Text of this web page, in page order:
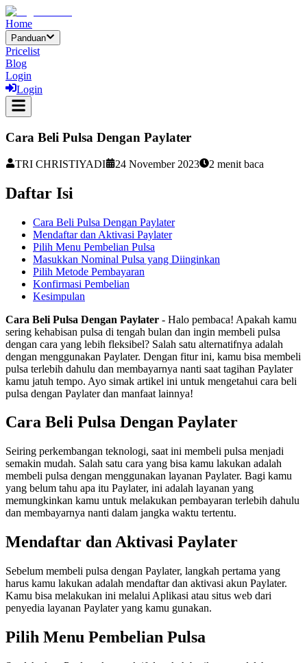
Home
Panduan
Pricelist
Blog
Login
Login
Cara Beli Pulsa Dengan Paylater
TRI CHRISTIYADI 24 November 2023 2 menit baca
Daftar Isi
Cara Beli Pulsa Dengan Paylater
Mendaftar dan Aktivasi Paylater
Pilih Menu Pembelian Pulsa
Masukkan Nominal Pulsa yang Diinginkan
Pilih Metode Pembayaran
Konfirmasi Pembelian
Kesimpulan
Cara Beli Pulsa Dengan Paylater - Halo pembaca! Apakah kamu
sering kehabisan pulsa di tengah bulan dan ingin membeli pulsa
dengan cara yang lebih fleksibel? Salah satu alternatifnya adalah
dengan menggunakan Paylater. Dengan fitur ini, kamu bisa membeli
pulsa terlebih dahulu dan membayarnya nanti saat tagihan Paylater
kamu jatuh tempo. Ayo simak artikel ini untuk mengetahui cara beli
pulsa dengan Paylater dan manfaat lainnya!
Cara Beli Pulsa Dengan Paylater
Seiring perkembangan teknologi, saat ini membeli pulsa menjadi
semakin mudah. Salah satu cara yang bisa kamu lakukan adalah
membeli pulsa dengan menggunakan layanan Paylater. Bagi kamu
yang belum tahu apa itu Paylater, ini adalah layanan yang
memungkinkan kamu untuk melakukan pembayaran terlebih dahulu
dan membayarnya nanti dalam jangka waktu tertentu.
Mendaftar dan Aktivasi Paylater
Sebelum membeli pulsa dengan Paylater, langkah pertama yang
harus kamu lakukan adalah mendaftar dan aktivasi akun Paylater.
Kamu bisa melakukan ini melalui Aplikasi atau situs web dari
penyedia layanan Paylater yang kamu gunakan.
Pilih Menu Pembelian Pulsa